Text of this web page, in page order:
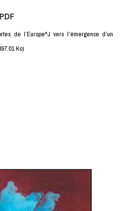
de l’Europe^J vers l’émergence d’un
Ko)